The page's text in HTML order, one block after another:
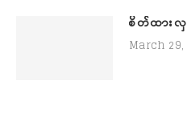
စိတ်ထား
March 29,